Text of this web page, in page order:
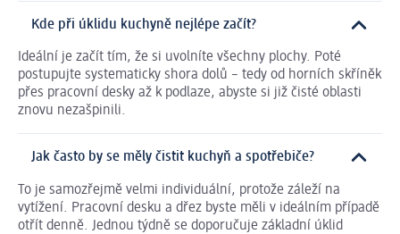
Kde při úklidu kuchyně nejlépe začít?
Ideální je začít tím, že si uvolníte všechny plochy. Poté
postupujte systematicky shora dolů – tedy od horních skříněk
přes pracovní desky až k podlaze, abyste si již čisté oblasti
znovu nezašpinili.
Jak často by se měly čistit kuchyň a spotřebiče?
To je samozřejmě velmi individuální, protože záleží na
vytížení. Pracovní desku a dřez byste měli v ideálním případě
otřít denně. Jednou týdně se doporučuje základní úklid